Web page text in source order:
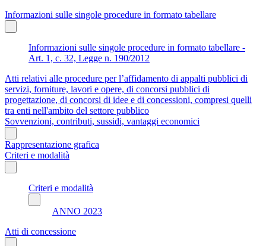
Informazioni sulle singole procedure in formato tabellare
Informazioni sulle singole procedure in formato tabellare -
Art. 1, c. 32, Legge n. 190/2012
Atti relativi alle procedure per l’affidamento di appalti pubblici di
servizi, forniture, lavori e opere, di concorsi pubblici di
progettazione, di concorsi di idee e di concessioni, compresi quelli
tra enti nell'ambito del settore pubblico
Sovvenzioni, contributi, sussidi, vantaggi economici
Rappresentazione grafica
Criteri e modalità
Criteri e modalità
ANNO 2023
Atti di concessione